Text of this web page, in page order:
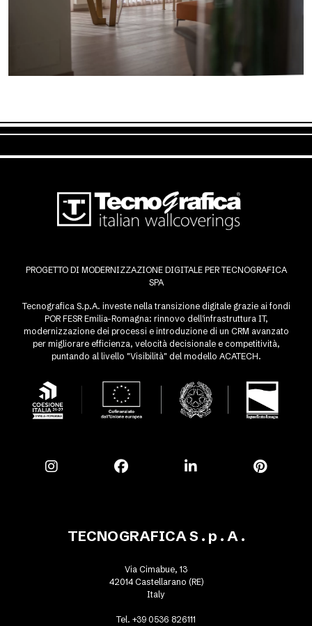
PROGETTO DI MODERNIZZAZIONE DIGITALE PER TECNOGRAFICA
SPA
Tecnografica S.p.A. investe nella transizione digitale grazie ai fondi
POR FESR Emilia-Romagna: rinnovo dell'infrastruttura IT,
modernizzazione dei processi e introduzione di un CRM avanzato
per migliorare efficienza, velocità decisionale e competitività,
puntando al livello "Visibilità" del modello ACATECH.
TECNOGRAFICA S . p . A .
Via Cimabue, 13
42014 Castellarano (RE)
Italy
Tel. +39 0536 826111